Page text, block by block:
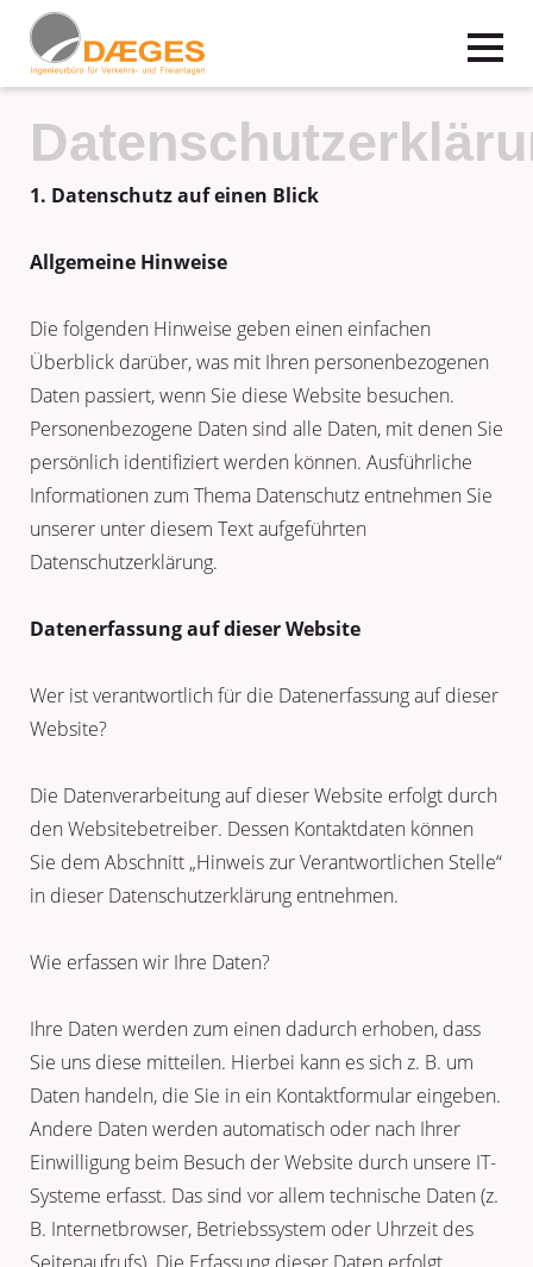
1. Datenschutz auf einen Blick
Allgemeine Hinweise
Die folgenden Hinweise geben einen einfachen
Überblick darüber, was mit Ihren personenbezogenen
Daten passiert, wenn Sie diese Website besuchen.
Personenbezogene Daten sind alle Daten, mit denen Sie
persönlich identifiziert werden können. Ausführliche
Informationen zum Thema Datenschutz entnehmen Sie
unserer unter diesem Text aufgeführten
Datenschutzerklärung.
Datenerfassung auf dieser Website
Wer ist verantwortlich für die Datenerfassung auf dieser
Website?
Die Datenverarbeitung auf dieser Website erfolgt durch
den Websitebetreiber. Dessen Kontaktdaten können
Sie dem Abschnitt „Hinweis zur Verantwortlichen Stelle“
in dieser Datenschutzerklärung entnehmen.
Wie erfassen wir Ihre Daten?
Ihre Daten werden zum einen dadurch erhoben, dass
Sie uns diese mitteilen. Hierbei kann es sich z. B. um
Daten handeln, die Sie in ein Kontaktformular eingeben.
Andere Daten werden automatisch oder nach Ihrer
Einwilligung beim Besuch der Website durch unsere IT-
Systeme erfasst. Das sind vor allem technische Daten (z.
B. Internetbrowser, Betriebssystem oder Uhrzeit des